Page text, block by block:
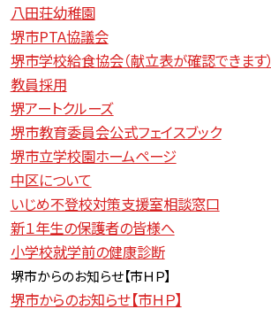
八田荘幼稚園
堺市PTA協議会
堺市学校給食協会（献立表が確認できます）
教員採用
堺アートクルーズ
堺市教育委員会公式フェイスブック
堺市立学校園ホームページ
中区について
いじめ不登校対策支援室相談窓口
新１年生の保護者の皆様へ
小学校就学前の健康診断
堺市からのお知らせ【市ＨＰ】
堺市からのお知らせ【市ＨＰ】